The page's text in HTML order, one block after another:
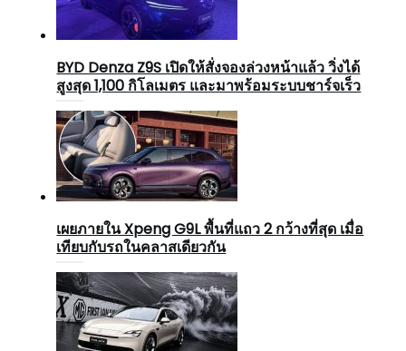
BYD Denza Z9S เปิดให้สั่งจองล่วงหน้าแล้ว วิ่งได้
สูงสุด 1,100 กิโลเมตร และมาพร้อมระบบชาร์จเร็ว
เผยภายใน Xpeng G9L พื้นที่แถว 2 กว้างที่สุด เมื่อ
เทียบกับรถในคลาสเดียวกัน